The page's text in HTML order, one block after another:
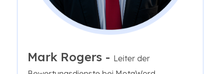
Mark Rogers - Leiter der